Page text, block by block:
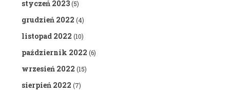
styczeń 2023(5)
grudzień 2022 (4)
listopad 2022 (10)
październik 2022 (6)
wrzesień 2022 (15)
sierpień 2022 (7)